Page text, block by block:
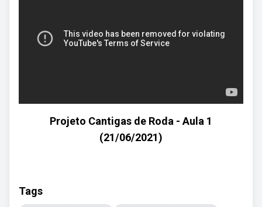
Projeto Cantigas de Roda - Aula 1
(21/06/2021)
Tags